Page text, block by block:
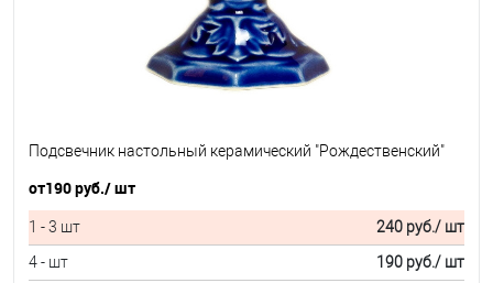
Подсвечник настольный керамический "Рождественский"
от190 руб./ шт
1 - 3 шт 240 руб./ шт
4 - шт
190 руб./ шт